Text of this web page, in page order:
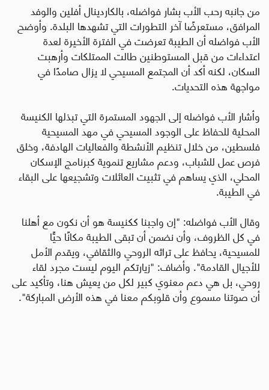
من جانبه رحب الأب بشار فواضله، بالكاردينال أفلين والوفد
المرافق، مستعرضًا آخر التطورات التي تشهدها البلدة. وأوضح
الأب فواضله أن الطيبة تعرضت في الفترة الأخيرة لعدة
اعتداءات من قبل المستوطنين طالت الممتلكات وأرهبت
السكان، لكنه أكد أن المجتمع المسيحي لا يزال صامدًا في
مواجهة هذه التحديات.
وأشار الأب فواضله إلى الجهود المستمرة التي تبذلها الكنيسة
المحلية للحفاظ على الوجود المسيحي في مهد المسيحية
فلسطين، من خلال تنظيم الأنشطة والفعاليات الهادفة، وخلق
فرص عمل للشباب، ودعم مشاريع تنموية كبرنامج الإسكان
المحلي، الذي يساهم في تثبيت العائلات وتشجيعها على البقاء
في الطيبة.
وقال الأب فواضله: "إن واجبنا ككنيسة هو أن نكون مع أهلنا
في كل الظروف، وأن نضمن أن تبقى الطيبة مكانًا حيًّا
للمسيحية، يحافظ على تراثه الروحي والثقافي، ويقدم الأمل
للأجيال القادمة". وأضاف: "زيارتكم اليوم ليست مجرد لقاء
روحي، بل هي دعم معنوي كبير لكل من يعيش هنا، وتأكيد على
أن صوتنا مسموع وأن قلوبكم معنا في هذه الأرض المباركة".